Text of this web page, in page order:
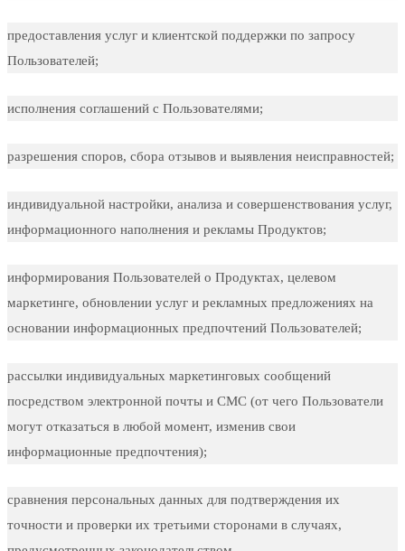
предоставления услуг и клиентской поддержки по запросу
Пользователей;
исполнения соглашений с Пользователями;
разрешения споров, сбора отзывов и выявления неисправностей;
индивидуальной настройки, анализа и совершенствования услуг,
информационного наполнения и рекламы Продуктов;
информирования Пользователей о Продуктах, целевом
маркетинге, обновлении услуг и рекламных предложениях на
основании информационных предпочтений Пользователей;
рассылки индивидуальных маркетинговых сообщений
посредством электронной почты и СМС (от чего Пользователи
могут отказаться в любой момент, изменив свои
информационные предпочтения);
сравнения персональных данных для подтверждения их
точности и проверки их третьими сторонами в случаях,